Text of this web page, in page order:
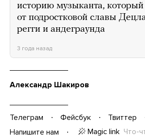
историю музыканта, который
от подростковой славы
регги и андеграунда
3 года назад
Александр Шакиров
Телеграм Фейсбук Твиттер
Напишите нам
Magic link Что-